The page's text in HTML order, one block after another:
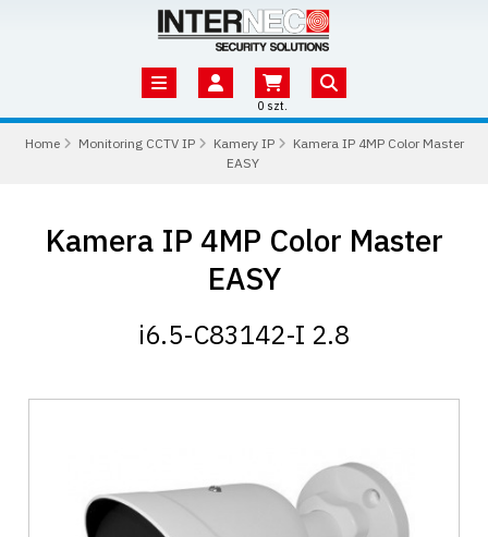
0 szt.
Home Monitoring CCTV IP Kamery IP
Kamera IP 4MP Color Master
EASY
Kamera IP 4MP Color Master
EASY
i6.5-C83142-I 2.8